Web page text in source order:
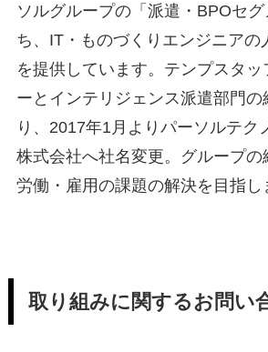
ソルグループの「派遣・BPOセグ
ち、IT・ものづくりエンジニアの
を提供しています。テンプスタ
ーとインテリジェンス派遣部門の
り、2017年1月よりパーソルテク
株式会社へ社名変更。グループの
労働・雇用の課題の解決を目指し
取り組みに関するお問い